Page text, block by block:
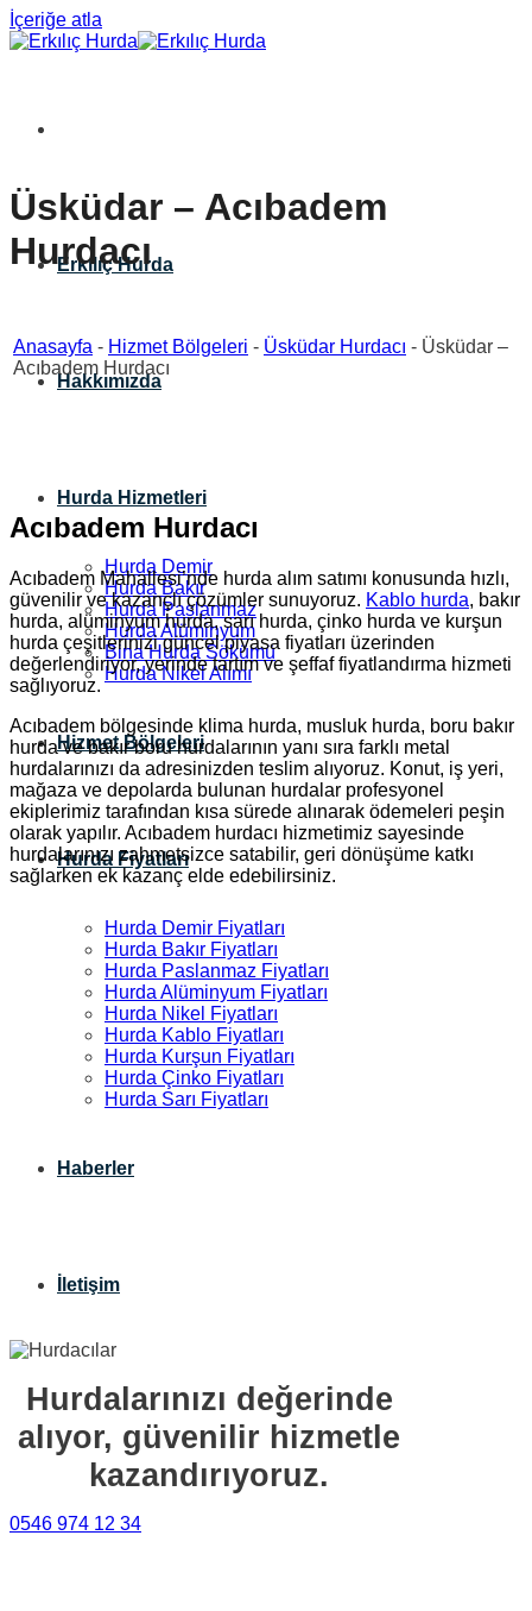
İçeriğe atla
Erkılıç Hurda
Hakkımızda
Hurda Hizmetleri
Hurda Demir
Hurda Bakır
Hurda Paslanmaz
Hurda Alüminyum
Bina Hurda Sökümü
Hurda Nikel Alımı
Hizmet Bölgeleri
Hurda Fiyatları
Hurda Demir Fiyatları
Hurda Bakır Fiyatları
Hurda Paslanmaz Fiyatları
Hurda Alüminyum Fiyatları
Hurda Nikel Fiyatları
Hurda Kablo Fiyatları
Hurda Kurşun Fiyatları
Hurda Çinko Fiyatları
Hurda Sarı Fiyatları
Haberler
İletişim
Üsküdar – Acıbadem
Hurdacı
Anasayfa - Hizmet Bölgeleri - Üsküdar Hurdacı - Üsküdar –
Acıbadem Hurdacı
Acıbadem Hurdacı
Acıbadem Mahallesi’nde hurda alım satımı konusunda hızlı,
güvenilir ve kazançlı çözümler sunuyoruz. Kablo hurda, bakır
hurda, alüminyum hurda, sarı hurda, çinko hurda ve kurşun
hurda çeşitlerinizi güncel piyasa fiyatları üzerinden
değerlendiriyor, yerinde tartım ve şeffaf fiyatlandırma hizmeti
sağlıyoruz.
Acıbadem bölgesinde klima hurda, musluk hurda, boru bakır
hurda ve bakır boru hurdalarının yanı sıra farklı metal
hurdalarınızı da adresinizden teslim alıyoruz. Konut, iş yeri,
mağaza ve depolarda bulunan hurdalar profesyonel
ekiplerimiz tarafından kısa sürede alınarak ödemeleri peşin
olarak yapılır. Acıbadem hurdacı hizmetimiz sayesinde
hurdalarınızı zahmetsizce satabilir, geri dönüşüme katkı
sağlarken ek kazanç elde edebilirsiniz.
Hurdalarınızı değerinde
alıyor, güvenilir hizmetle
kazandırıyoruz.
0546 974 12 34